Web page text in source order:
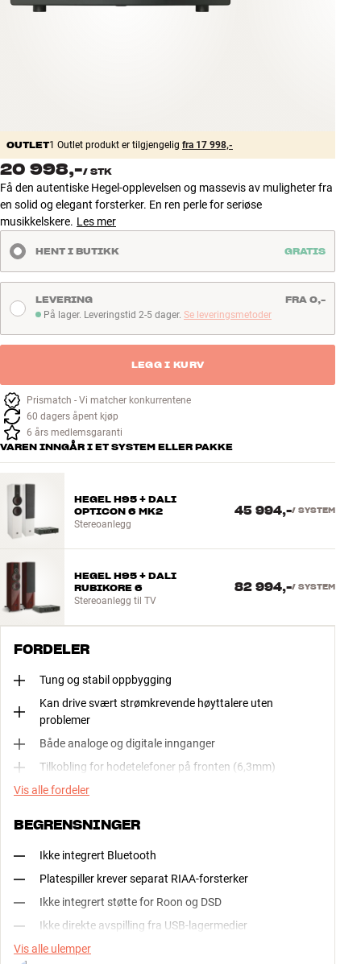
TILBUD
Finn Butikk
Kundeservice
Logg inn
Kundeservice
Bygg med lyd
OUTLET1 Outlet produkt er tilgjengelig fra 17 998,-
20 998,-/ STK
Få den autentiske Hegel-opplevelsen og massevis av muligheter fra
en solid og elegant forsterker. En ren perle for seriøse
musikkelskere. Les mer
HENT I BUTIKK GRATIS
På lager. Leveringstid 2-5 dager
På lager. Leveringstid 2-5 dager. Se leveringsmetoder
LEVERING FRA 0,-
LEGG I KURV
Prismatch - Vi matcher konkurrentene
60 dagers åpent kjøp
6 års medlemsgaranti
VAREN INNGÅR I ET SYSTEM ELLER PAKKE
HEGEL H95 + DALI
OPTICON 6 MK2
Stereoanlegg
45 994,-/ SYSTEM
HEGEL H95 + DALI
RUBIKORE 6
Stereoanlegg til TV
82 994,-/ SYSTEM
FORDELER
Tung og stabil oppbygging
Kan drive svært strømkrevende høyttalere uten
problemer
Både analoge og digitale innganger
Tilkobling for hodetelefoner på fronten (6,3mm)
Vis alle fordeler
BEGRENSNINGER
Ikke integrert Bluetooth
Platespiller krever separat RIAA-forsterker
Ikke integrert støtte for Roon og DSD
Ikke direkte avspilling fra USB-lagermedier
Vis alle ulemper